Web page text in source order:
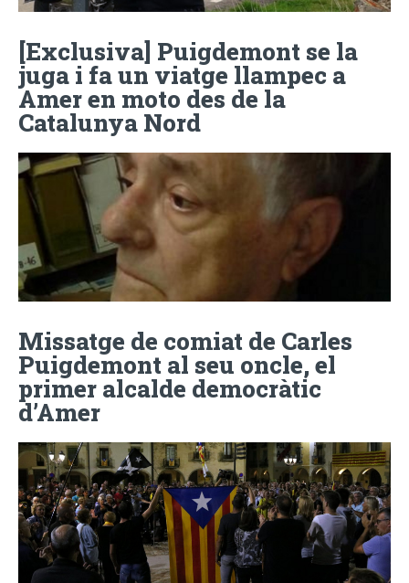
[Exclusiva] Puigdemont se la
juga i fa un viatge llampec a
Amer en moto des de la
Catalunya Nord
Missatge de comiat de Carles
Puigdemont al seu oncle, el
primer alcalde democràtic
d’Amer